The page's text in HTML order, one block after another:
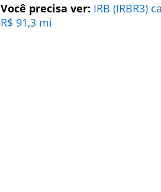
Você precisa ver: IRB (IRBR3)
R$ 91,3 mi